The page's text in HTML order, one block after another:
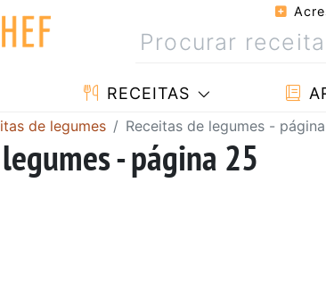
RECEITAS
de legumes Receitas de legumes -
- página 25